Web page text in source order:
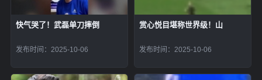
快气哭了！武磊单刀摔倒
发布时间：2025-10-06
赏心悦目堪称世界级！山
发布时间：2025-10-06